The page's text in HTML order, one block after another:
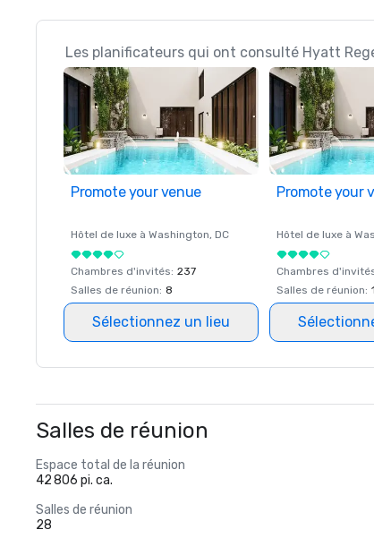
Les planificateurs qui ont consulté Hyatt
Promote your venue
Hôtel de luxe à Washington, DC
Chambres d'invités: 237
Salles de réunion: 8
Sélectionnez un lieu
Promote your
Hôtel de luxe à
Chambres
Salles de réunion:
Salles de réunion
Espace total de la réunion
42 806 pi. ca.
Salles de réunion
28